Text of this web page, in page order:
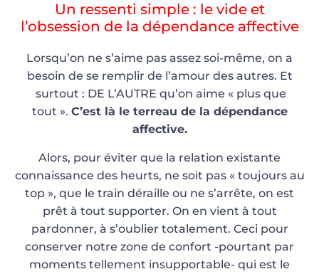
Un ressenti simple : le vide et
l’obsession de la dépendance affective
Lorsqu’on ne s’aime pas assez soi-même, on a
besoin de se remplir de l’amour des autres. Et
surtout : DE L’AUTRE qu’on aime « plus que
tout ». C’est là le terreau de la dépendance
affective.
Alors, pour éviter que la relation existante
connaissance des heurts, ne soit pas « toujours au
top », que le train déraille ou ne s’arrête, on est
prêt à tout supporter. On en vient à tout
pardonner, à s’oublier totalement. Ceci pour
conserver notre zone de confort -pourtant par
moments tellement insupportable- qui est le